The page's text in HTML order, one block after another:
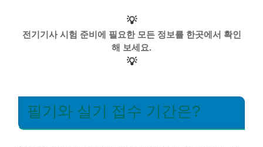
💡
전기기사 시험 준비에 필요한 모든 정보를 한곳에서 확인
해 보세요.
💡
필기와 실기 접수 기간은?